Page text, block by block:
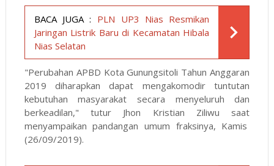
BACA JUGA : PLN UP3 Nias Resmikan
Jaringan Listrik Baru di Kecamatan Hibala
Nias Selatan
"Perubahan APBD Kota Gunungsitoli Tahun Anggaran
2019 diharapkan dapat mengakomodir tuntutan
kebutuhan masyarakat secara menyeluruh dan
berkeadilan," tutur Jhon Kristian Ziliwu saat
menyampaikan pandangan umum fraksinya, Kamis
(26/09/2019).